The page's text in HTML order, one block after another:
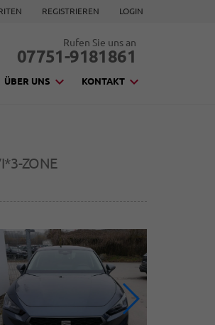
REGISTRIEREN LOGIN
Rufen Sie uns an
07751-9181861
ÜBER UNS KONTAKT
ZONE